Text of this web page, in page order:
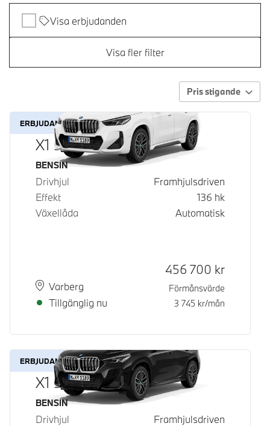
Visa erbjudanden
Visa fler filter
Pris stigande
ERBJUDANDE
X1 sDrive18i
Bränsle
BENSIN
Drivhjul
Framhjulsdriven
Effekt
136 hk
Växellåda
Automatisk
PlatsVarberg
Leveranstid
Tillgänglig nu
Kontantpris
456 700 kr
Förmånsvärde
3 745 kr/mån
ERBJUDANDE
X1 sDrive18i
Bränsle
BENSIN
Drivhjul
Framhjulsdriven